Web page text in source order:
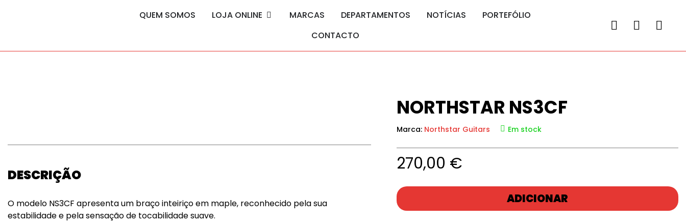
QUEM SOMOS LOJA ONLINE MARCAS DEPARTAMENTOS NOTÍCIAS
PORTEFÓLIO
CONTACTO
NORTHSTAR NS3CF
Marca: Northstar Guitars Em stock
270,00 €
ADICIONAR
DESCRIÇÃO
O modelo NS3CF apresenta um braço inteiriço em maple, reconhecido pela sua
estabilidade e pela sensação de tocabilidade suave.